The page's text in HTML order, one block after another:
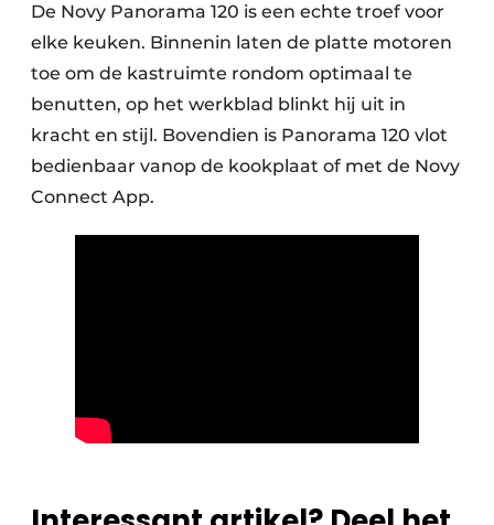
De Novy Panorama 120 is een echte troef voor
elke keuken. Binnenin laten de platte motoren
toe om de kastruimte rondom optimaal te
benutten, op het werkblad blinkt hij uit in
kracht en stijl. Bovendien is Panorama 120 vlot
bedienbaar vanop de kookplaat of met de Novy
Connect App.